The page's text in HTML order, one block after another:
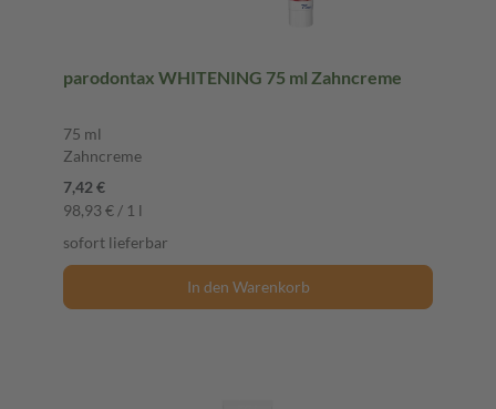
parodontax WHITENING 75 ml Zahncreme
75 ml
Zahncreme
7,42 €
98,93 € / 1 l
sofort lieferbar
In den Warenkorb